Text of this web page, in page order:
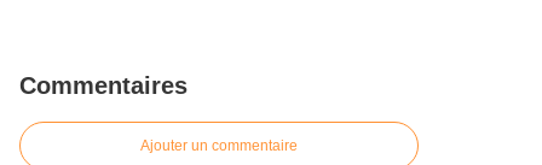
Commentaires
Ajouter un commentaire